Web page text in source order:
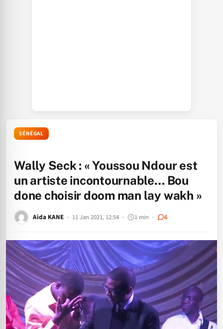
SÉNÉGAL
Wally Seck : « Youssou Ndour est
un artiste incontournable… Bou
done choisir doom man lay wakh »
Aida KANE 11 Jan 2021, 12:54 1 min 6